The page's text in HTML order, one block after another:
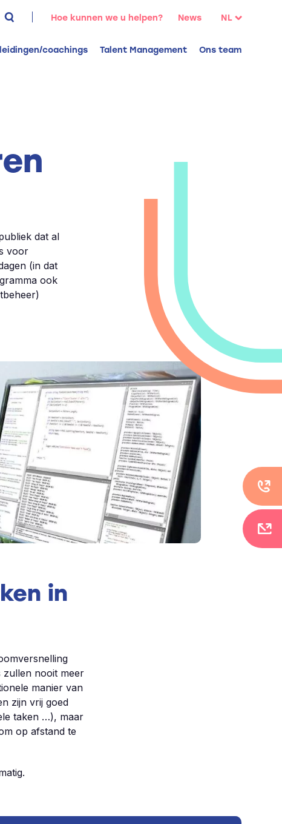
Zoeken
Hoe kunnen we u helpen? News
NL
EN
coachings Talent Management Ons team
dat al
voor
(in dat
ook
in
zullen nooit meer
manier van
zijn vrij goed
taken …), maar
op afstand te